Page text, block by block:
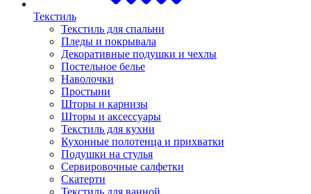
Текстиль
Текстиль для спальни
Пледы и покрывала
Декоративные подушки и чехлы
Постельное белье
Наволочки
Простыни
Шторы и карнизы
Шторы и аксессуары
Текстиль для кухни
Кухонные полотенца и прихватки
Подушки на стулья
Сервировочные салфетки
Скатерти
Текстиль для ванной